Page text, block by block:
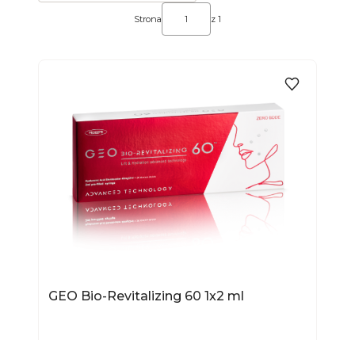
Strona z 1
GEO Bio-Revitalizing 60 1x2 ml